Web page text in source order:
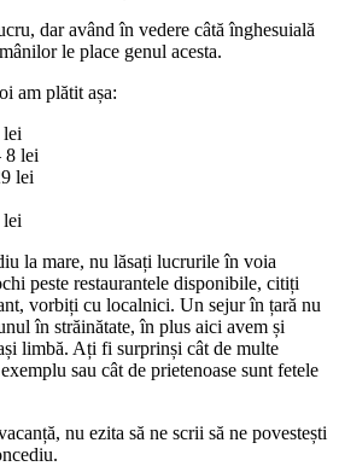
dar având în vedere câtă înghesuială
le place genul acesta.
am plătit așa:
8 lei
lei
la mare, nu lăsați lucrurile în voia
peste restaurantele disponibile, citiți
vorbiți cu localnici. Un sejur în țară nu
în străinătate, în plus aici avem și
limbă. Ați fi surprinși cât de multe
sau cât de prietenoase sunt fetele
nu ezita să ne scrii să ne povestești